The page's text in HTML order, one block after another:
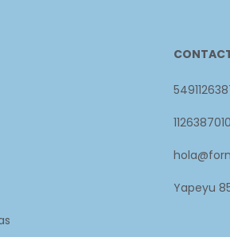
1126387010
Yapeyu